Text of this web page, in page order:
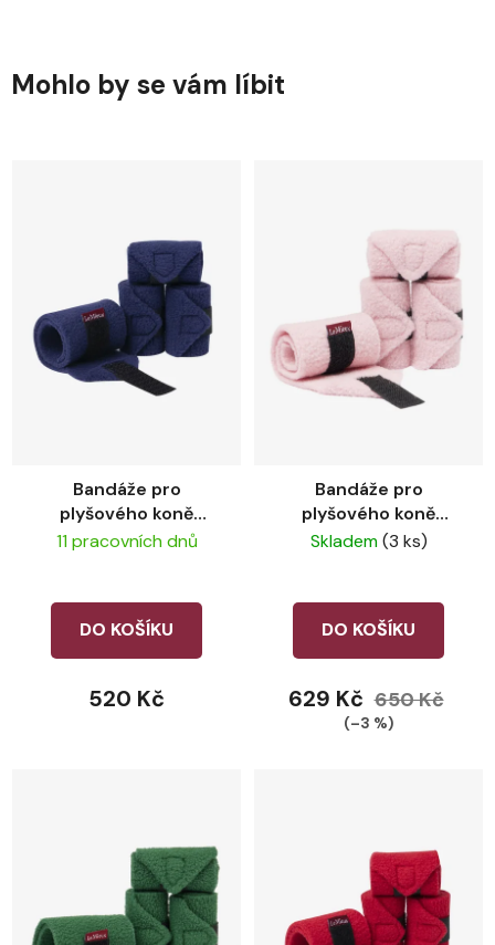
Mohlo by se vám líbit
Bandáže pro
plyšového koně
LeMieux Ink Blue
11 pracovních dnů
DO KOŠÍKU
520 Kč
Bandáže pro
plyšového koně
LeMieux Blossom
Skladem(3 ks)
DO KOŠÍKU
629 Kč 650 Kč
(–3 %)